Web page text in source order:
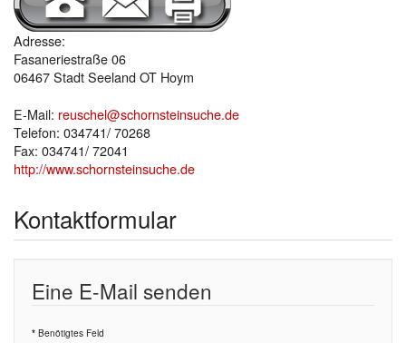
Adresse:
Fasaneriestraße 06
06467 Stadt Seeland OT Hoym
E-Mail: reuschel@schornsteinsuche.de
Telefon: 034741/ 70268
Fax: 034741/ 72041
http://www.schornsteinsuche.de
Kontaktformular
Eine E-Mail senden
* Benötigtes Feld